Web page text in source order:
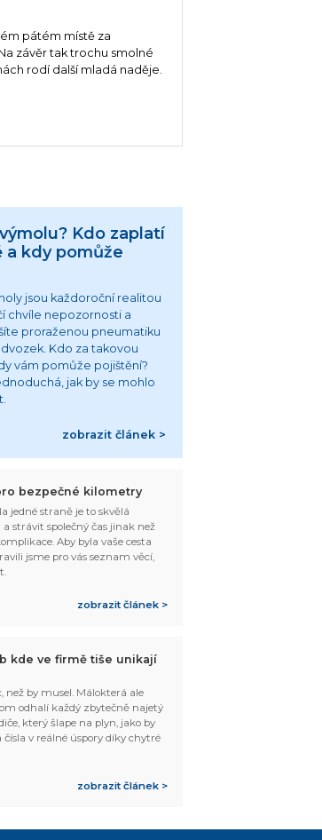
pátém místě za
závěr tak trochu smolné
rodí další mladá naděje.
Kdo zaplatí
a kdy pomůže
jsou každoroční realitou
chvíle nepozornosti a
proraženou pneumatiku
Kdo za takovou
vám pomůže pojištění?
jak by se mohlo
zobrazit článek >
bezpečné kilometry
jedné straně je to skvělá
strávit společný čas jinak než
Aby byla vaše cesta
jsme pro vás seznam věcí,
zobrazit článek >
kde ve firmě tiše unikají
než by musel. Málokterá ale
odhalí každý zbytečně najetý
který šlape na plyn, jako by
v reálné úspory díky chytré
zobrazit článek >